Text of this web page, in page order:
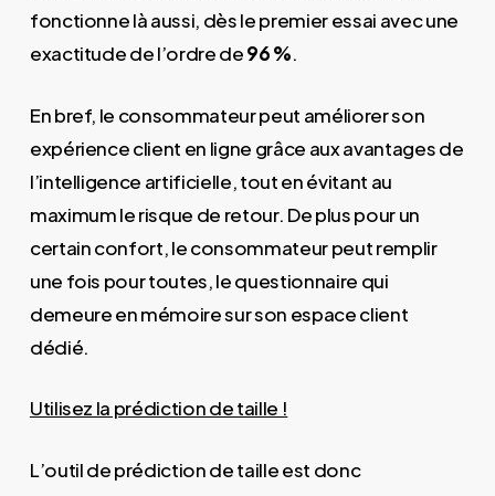
fonctionne là aussi, dès le premier essai avec une
exactitude de l’ordre de96 %.
En bref, le consommateur peut améliorer son
expérience client en ligne grâce aux avantages de
l’intelligence artificielle, tout en évitant au
maximum le risque de retour. De plus pour un
certain confort, le consommateur peut remplir
une fois pour toutes, le questionnaire qui
demeure en mémoire sur son espace client
dédié.
Utilisez la prédiction de taille !
L’outil de prédiction de taille est donc